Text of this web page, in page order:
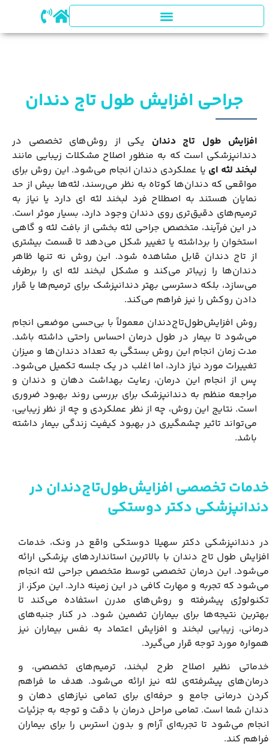
جراحی افزایش طول تاج دندان
افزایش طول تاج دندان یکی از روش‌های تخصصی در
دندانپزشکی است که به منظور اصلاح مشکلات زیبایی مانند
لبخند لثه ای یا عملکردی دندان انجام می‌شود. این روش برای
مواقعی که دندان‌ها کوتاه به نظر می‌رسند، لثه‌ها بیش از حد
نمایان هستند به اصطلاح فرد لبخند لثه ای دارد یا نیاز به
ترمیم‌های دقیق‌تری روی دندان وجود دارد، بسیار موثر است.
در این فرآیند، متخصص جراحی لثه بخشی از بافت لثه و گاهی
استخوان را برداشته یا تغییر شکل می‌دهد تا قسمت بیشتری
از تاج دندان قابل مشاهده شود. این روش نه تنها ظاهر
دندان‌ها را زیباتر می‌کند و مشکل لبخند لثه ای را برطرف
می‌سازد، بلکه دسترسی بهتر دندانپزشک برای ترمیم‌ها یا قرار
دادن روکش را نیز فراهم می‌کند.
روش افزایش‌طول‌تاج‌دندان معمولاً با بی‌حسی موضعی انجام
می‌شود تا بیمار در طول درمان احساس راحتی داشته باشد.
مدت زمان انجام این روش بستگی به تعداد دندان‌ها و میزان
تغییرات مورد نیاز دارد، اما اغلب در یک جلسه تکمیل می‌شود.
پس از انجام این درمان، رعایت بهداشت دهان و دندان و
مراجعه منظم به دندانپزشک برای بررسی روند بهبود ضروری
است. نتایج این روش، چه از نظر عملکردی و چه از نظر زیبایی،
می‌تواند تاثیر چشمگیری در بهبود کیفیت زندگی بیمار داشته
باشد.
خدمات تخصصی افزایش‌طول‌تاج‌دندان در
دندانپزشکی دکتر دوستکی
در دندانپزشکی دکتر سهیلا دوستکی واقع در ونک، خدمات
افزایش طول تاج دندان با بالاترین استانداردهای پزشکی ارائه
می‌شود. این درمان تخصصی توسط متخصص جراحی لثه انجام
می‌شود که تجربه و مهارت کافی در این زمینه دارد. این مرکز، از
تکنولوژی پیشرفته و روش‌های مدرن استفاده می‌کند تا
بهترین نتیجه‌ها برای بیماران تضمین شود. در کنار جنبه‌های
درمانی، زیبایی لبخند و افزایش اعتماد به نفس بیماران نیز
همواره مورد توجه قرار می‌گیرد.
خدماتی نظیر اصلاح طرح لبخند، ترمیم‌های تخصصی، و
درمان‌های پیشرفته‌ی لثه نیز ارائه می‌شود. هدف ما فراهم
کردن درمانی جامع و حرفه‌ای برای تمامی نیازهای دهان و
دندان شما است. تمامی مراحل درمان با دقت و توجه به جزئیات
انجام می‌شود تا تجربه‌ای آرام و بدون استرس را برای بیماران
فراهم کند.